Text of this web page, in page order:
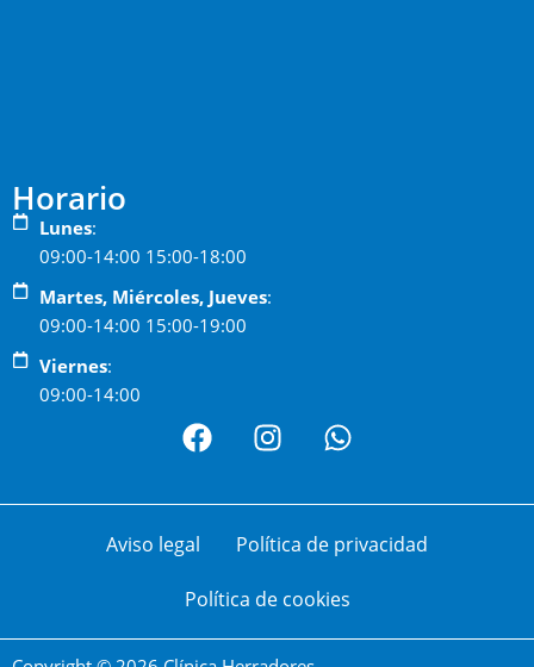
Horario
Lunes:
09:00-14:00 15:00-18:00
Martes, Miércoles, Jueves:
09:00-14:00 15:00-19:00
Viernes:
09:00-14:00
F
a
e
b
o
k
I
n
t
a
r
a
W
h
t
s
a
p
p
Aviso legal Política de privacidad
Política de cookies